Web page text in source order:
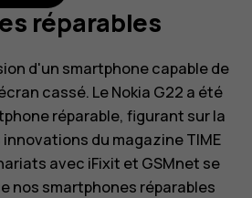
réparables
d'un smartphone capable de
cassé. Le Nokia G22 a été
réparable, figurant sur la
du magazine TIME
avec iFixit et GSMnet se
nos smartphones réparables